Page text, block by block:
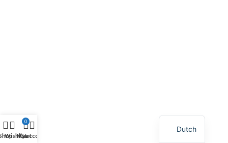
Wishlist
0
Cart
My account
Dutch